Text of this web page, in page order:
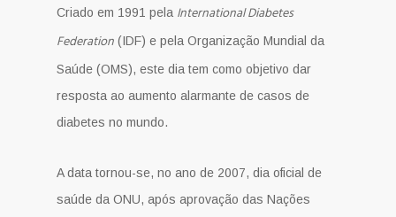
Criado em 1991 pela International Diabetes
Federation (IDF) e pela Organização Mundial da
Saúde (OMS), este dia tem como objetivo dar
resposta ao aumento alarmante de casos de
diabetes no mundo.
A data tornou-se, no ano de 2007, dia oficial de
saúde da ONU, após aprovação das Nações